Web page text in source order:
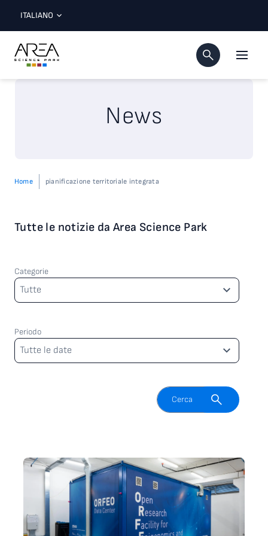
ITALIANO
News
Home pianificazione territoriale integrata
Tutte le notizie da Area Science Park
Categorie
Categorie
Tutte
Periodo
Periodo
Tutte le date
Attiva il campo di ricerca